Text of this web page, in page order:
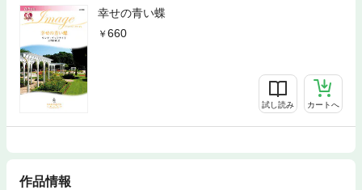
幸せの青い蝶
660
試し読み カートへ
作品情報